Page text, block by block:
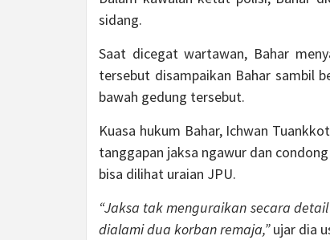
sidang.
Saat dicegat wartawan, Bahar
tersebut disampaikan Bahar sambil
bawah gedung tersebut.
Kuasa hukum Bahar, Ichwan
tanggapan jaksa ngawur dan
bisa dilihat uraian JPU.
“Jaksa tak menguraikan secara
dialami dua korban remaja,”ujar dia